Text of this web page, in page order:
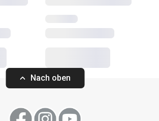
Nach oben